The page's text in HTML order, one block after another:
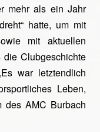
mehr als ein Jahr
hatte, um mit
mit aktuellen
Clubgeschichte
war letztendlich
Leben,
AMC Burbach